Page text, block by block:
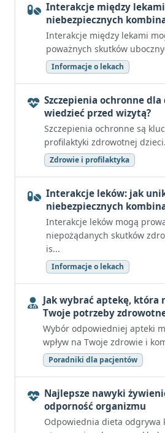
Interakcje między
niebezpiecznych
Interakcje między lekami
poważnych skutków
Informacje o lekach
Szczepienia ochronne
wiedzieć przed wizytą?
Szczepienia ochronne są
profilaktyki zdrowotnej
Zdrowie i profilaktyka
Interakcje leków: jak
niebezpiecznych
Interakcje leków mogą
niepożądanych skutków
is...
Informacje o lekach
Jak wybrać aptekę, która
Twoje potrzeby
Wybór odpowiedniej apteki
wpływ na Twoje zdrowie i
Poradniki dla pacjentów
Najlepsze nawyki
odporność organizmu
Odpowiednia dieta odgrywa